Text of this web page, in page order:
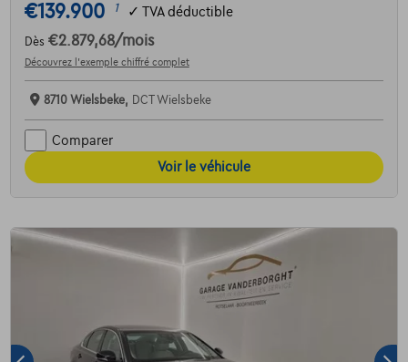
€139.900 1 ✓ TVA déductible
Dès €2.879,68/mois
Découvrez l’exemple chiffré complet
8710 Wielsbeke, DCT Wielsbeke
Comparer
Voir le véhicule